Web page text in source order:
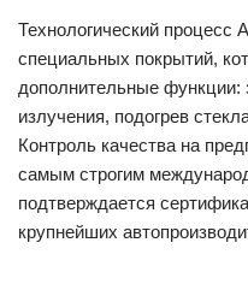
Технологический процесс
специальных покрытий,
дополнительные функции:
излучения, подогрев
Контроль качества на
самым строгим
подтверждается
крупнейших